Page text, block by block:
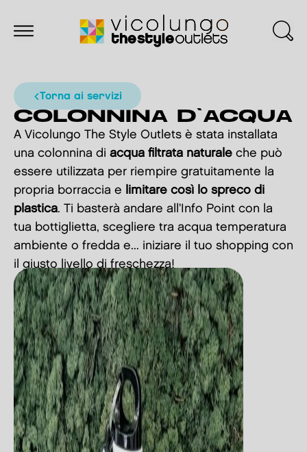
torna ai servizi
COLONNINA D'ACQUA
A Vicolungo The Style Outlets è stata installata
una colonnina di acqua filtrata naturale che può
essere utilizzata per riempire gratuitamente la
propria borraccia e
limitare così lo spreco di
plastica. Ti basterà andare all’Info Point con la
tua bottiglietta, scegliere tra acqua temperatura
ambiente o fredda e... iniziare il tuo shopping con
il giusto livello di freschezza!